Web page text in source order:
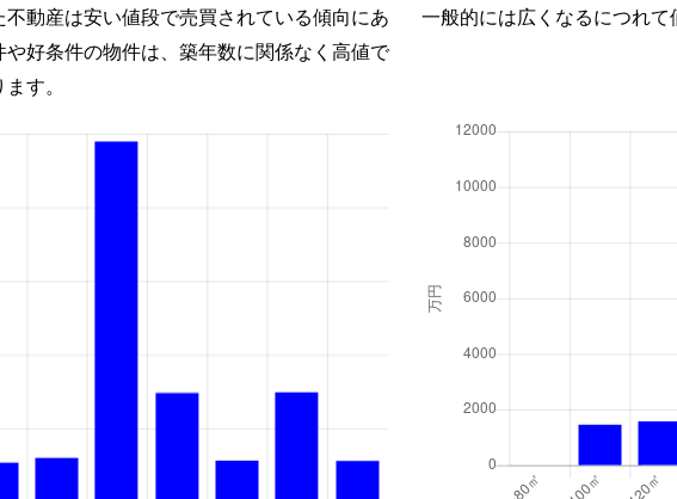
動産は安い値段で売買されている傾向にあ
好条件の物件は、築年数に関係なく高値で
す。
一般的には広くなるにつれ